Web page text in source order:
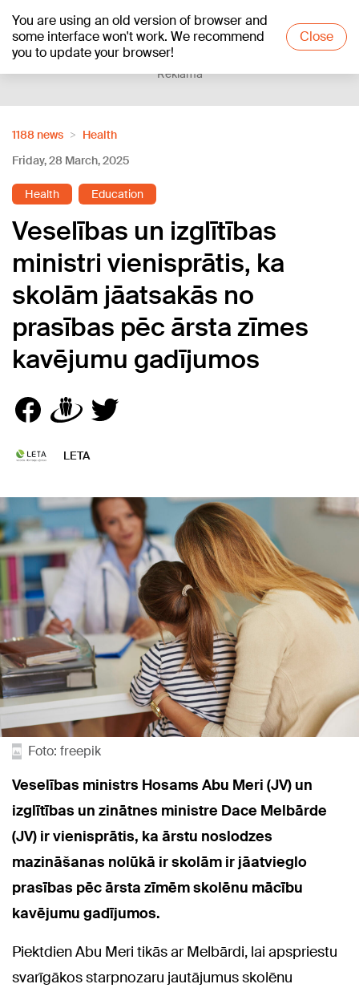
You are using an old version of browser and
some interface won't work. We recommend
you to update your browser!
Close
+16°C
Reklāma
1188 news
Health
Friday, 28 March, 2025
Health Education
Veselības un izglītības
ministri vienisprātis, ka
skolām jāatsakās no
prasības pēc ārsta zīmes
kavējumu gadījumos
LETA
Foto: freepik
Veselības ministrs Hosams Abu Meri (JV) un
izglītības un zinātnes ministre Dace Melbārde
(JV) ir vienisprātis, ka ārstu noslodzes
mazināšanas nolūkā ir skolām ir jāatvieglo
prasības pēc ārsta zīmēm skolēnu mācību
kavējumu gadījumos.
Piektdien Abu Meri tikās ar Melbārdi, lai apspriestu
svarīgākos starpnozaru jautājumus skolēnu